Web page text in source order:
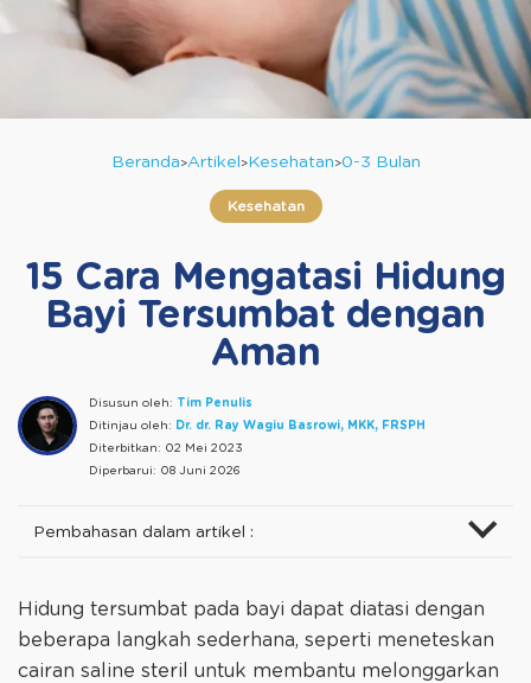
Beranda Artikel Kesehatan 0-3 Bulan
Kesehatan
15 Cara Mengatasi Hidung
Bayi Tersumbat dengan
Aman
Disusun oleh: Tim Penulis
Ditinjau oleh: Dr. dr. Ray Wagiu Basrowi, MKK, FRSPH
Diterbitkan: 02 Mei 2023
Diperbarui: 08 Juni 2026
Pembahasan dalam artikel :
Hidung tersumbat pada bayi dapat diatasi dengan
beberapa langkah sederhana, seperti meneteskan
cairan saline steril untuk membantu melonggarkan